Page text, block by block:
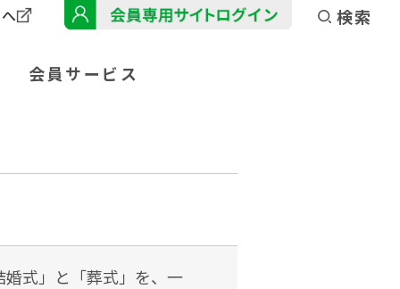
会員サービス
検索
式」と「葬式」を、一